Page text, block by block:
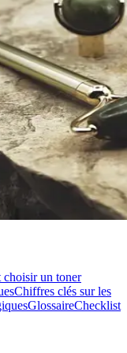
choisir un toner
Chiffres clés sur les
GlossaireChecklist